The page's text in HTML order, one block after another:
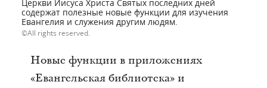
Церкви Иисуса Христа Святых последних дней
содержат полезные новые функции для изучения
Евангелия и служения другим людям.
All rights reserved.
Новые функции в приложениях
«Евангельская библиотека» и